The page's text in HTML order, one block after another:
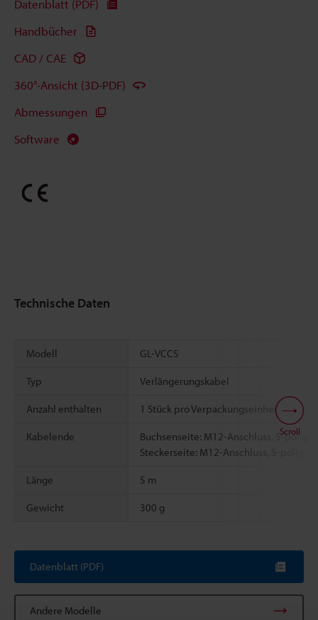
Datenblatt (PDF)
Handbücher
CAD / CAE
360°-Ansicht (3D-PDF)
Abmessungen
Software
Technische Daten
Modell GL-VCC5
Typ Verlängerungskabel
Anzahl enthalten 1 Stück pro Verpackungseinheit
Kabelende
Buchsenseite: M12-Anschluss, 5-polig
Steckerseite: M12-Anschluss, 5-polig
Länge 5 m
Gewicht 300 g
Scroll
Datenblatt (PDF)
Andere Modelle